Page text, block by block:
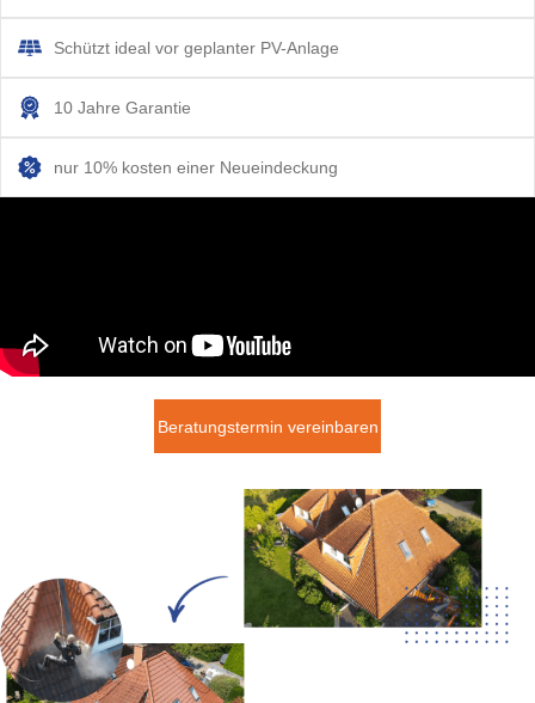
Schützt ideal vor geplanter PV-Anlage
10 Jahre Garantie
nur 10% kosten einer Neueindeckung
Beratungstermin vereinbaren